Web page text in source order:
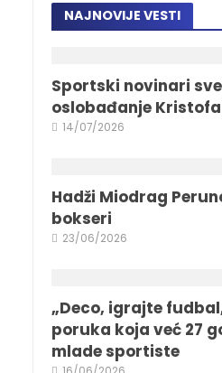
NAJNOVIJE VESTI
Sportski novinari
oslobađanje Kristofa
14/07/2026
Hadži Miodrag
bokseri
23/06/2026
„Deco, igrajte
poruka koja već 27
mlade sportiste